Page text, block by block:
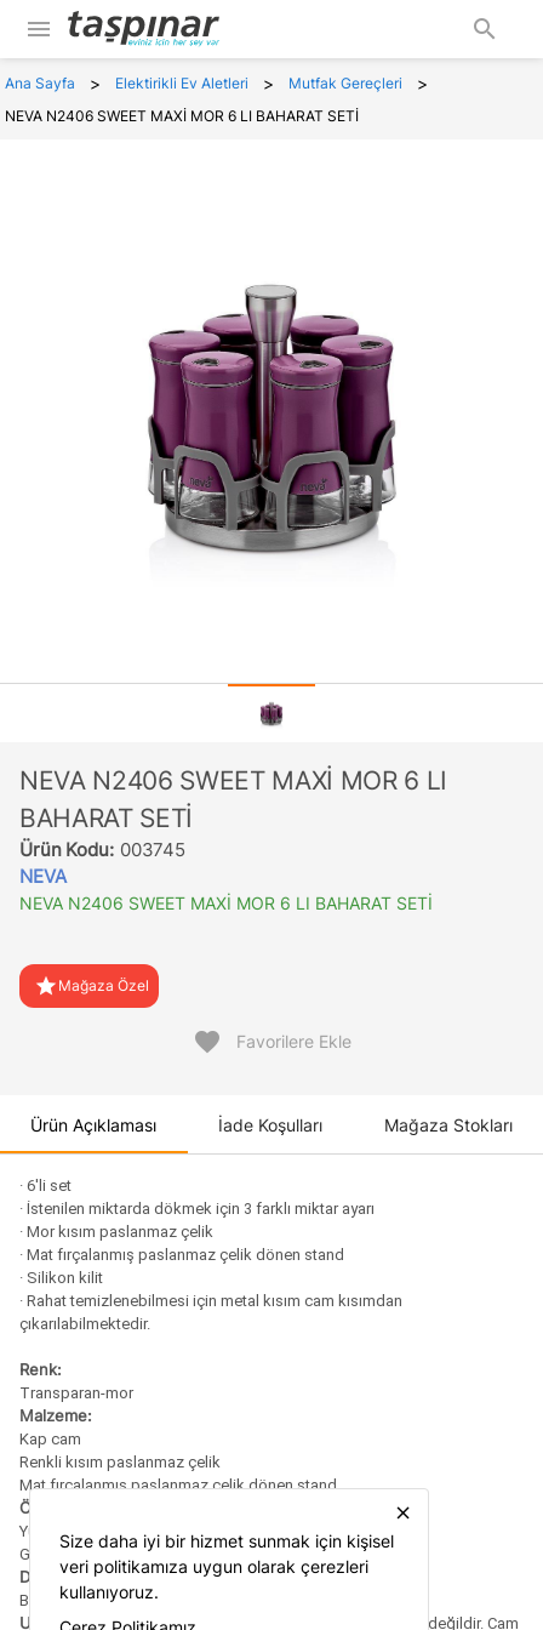
menu search
Ana Sayfa > Elektirikli Ev Aletleri > Mutfak Gereçleri >
NEVA N2406 SWEET MAXİ MOR 6 LI BAHARAT SETİ
NEVA N2406 SWEET MAXİ MOR 6 LI
BAHARAT SETİ
Ürün Kodu: 003745
NEVA
NEVA N2406 SWEET MAXİ MOR 6 LI BAHARAT SETİ
star Mağaza Özel
favorite Favorilere Ekle
Ürün Açıklaması İade Koşulları Mağaza Stokları
· 6'li set
· İstenilen miktarda dökmek için 3 farklı miktar ayarı
· Mor kısım paslanmaz çelik
· Mat fırçalanmış paslanmaz çelik dönen stand
· Silikon kilit
· Rahat temizlenebilmesi için metal kısım cam kısımdan
çıkarılabilmektedir.
Renk:
Transparan-mor
Malzeme:
Kap cam
Renkli kısım paslanmaz çelik
Mat fırçalanmış paslanmaz çelik dönen stand
Ölçüler:
Yükseklik, 18cm
Genişlik, 19 cm
Dolum kapasitesi:
Baharatlıkların her biri yaklaşık 130 ml
Uyarı:Metal kısmın bulaşık makinasında yıkanması uygun değildir. Cam
close
Size daha iyi bir hizmet sunmak için kişisel
veri politikamıza uygun olarak çerezleri
kullanıyoruz.